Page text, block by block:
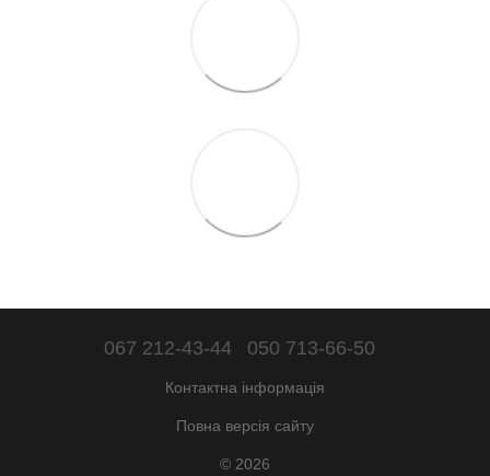
067 212-43-44 050 713-66-50
Контактна інформація
Повна версія сайту
© 2026